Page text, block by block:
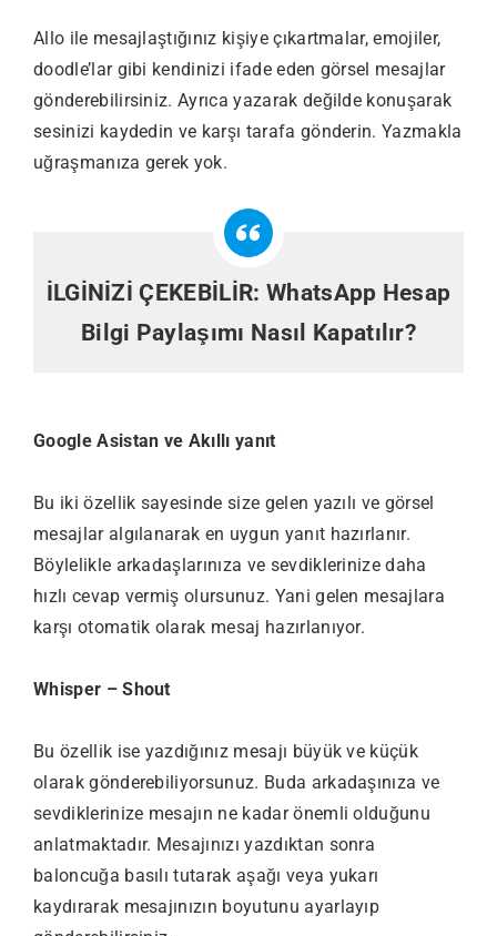
Allo ile mesajlaştığınız kişiye çıkartmalar, emojiler,
doodle’lar gibi kendinizi ifade eden görsel mesajlar
gönderebilirsiniz. Ayrıca yazarak değilde konuşarak
sesinizi kaydedin ve karşı tarafa gönderin. Yazmakla
uğraşmanıza gerek yok.
İLGİNİZİ ÇEKEBİLİR: WhatsApp Hesap
Bilgi Paylaşımı Nasıl Kapatılır?
Google Asistan ve Akıllı yanıt
Bu iki özellik sayesinde size gelen yazılı ve görsel
mesajlar algılanarak en uygun yanıt hazırlanır.
Böylelikle arkadaşlarınıza ve sevdiklerinize daha
hızlı cevap vermiş olursunuz. Yani gelen mesajlara
karşı otomatik olarak mesaj hazırlanıyor.
Whisper – Shout
Bu özellik ise yazdığınız mesajı büyük ve küçük
olarak gönderebiliyorsunuz. Buda arkadaşınıza ve
sevdiklerinize mesajın ne kadar önemli olduğunu
anlatmaktadır. Mesajınızı yazdıktan sonra
baloncuğa basılı tutarak aşağı veya yukarı
kaydırarak mesajınızın boyutunu ayarlayıp